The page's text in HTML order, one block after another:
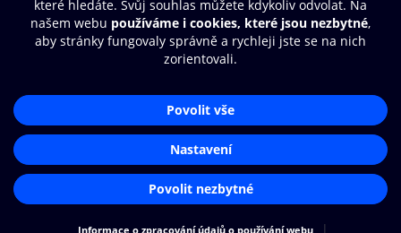
© O2 Czech Republic a.s.
Přístupnost
Zásady zpracování osobních údajů
Nastavení cookies
Aplikace O2 Knihovna
Čti a poslouchej své e-knihy a
audioknihy rychleji a pohodlněji.